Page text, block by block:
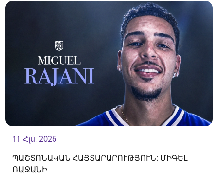
11 Հլս. 2026
ՊԱՇՏՈՆԱԿԱՆ ՀԱՅՏԱՐԱՐՈՒԹՅՈՒՆ: ՄԻԳԵԼ
ՌԱՋԱՆԻ